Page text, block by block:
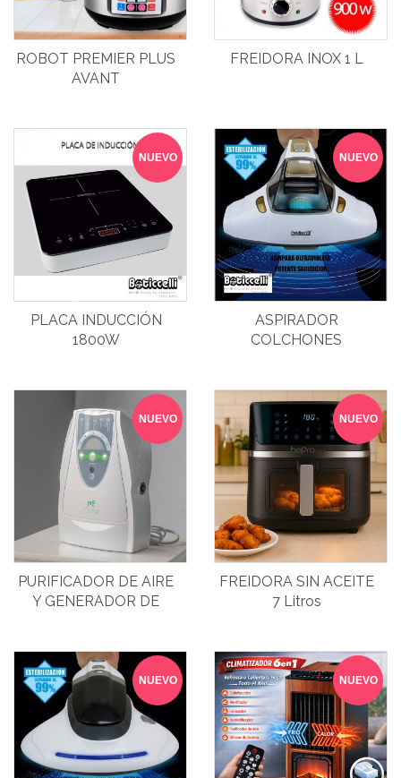
ROBOT PREMIER PLUS
AVANT
FREIDORA INOX 1 L
NUEVO
PLACA INDUCCIÓN
1800W
NUEVO
ASPIRADOR
COLCHONES
NUEVO
PURIFICADOR DE AIRE
Y GENERADOR DE
NUEVO
FREIDORA SIN ACEITE
7 Litros
NUEVO NUEVO